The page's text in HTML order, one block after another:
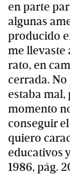
en parte
algunas
producido
me llevaste
rato, en
cerrada.
estaba mal,
momento
conseguir
quiero
educativos
1986, pág.